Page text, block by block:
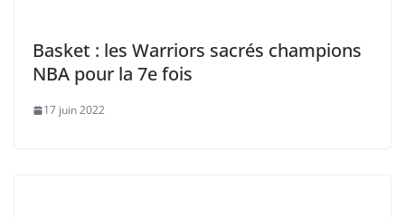
Basket : les Warriors sacrés champions
NBA pour la 7e fois
17 juin 2022